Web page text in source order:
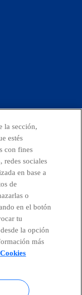
la sección,
estés
con fines
redes sociales
en base a
de
o
en el botón
tu
la opción
más